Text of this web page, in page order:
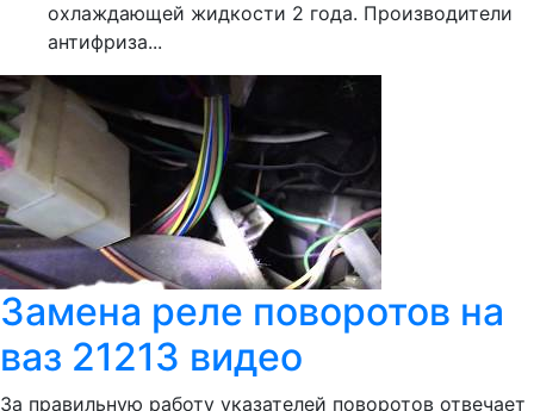
охлаждающей жидкости 2 года. Производители
антифриза...
Замена реле поворотов на
ваз 21213 видео
За правильную работу указателей поворотов отвечает